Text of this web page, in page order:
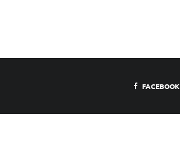
FACEBOOK